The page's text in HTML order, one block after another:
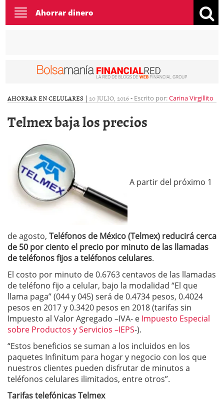
Toggle
navigation
Ahorrar dinero
AHORRAR EN CELULARES | 20 JULIO, 2016- Escrito por:Carina Virgillito
Telmex baja los precios
A partir del próximo 1
de agosto, Teléfonos de México (Telmex) reducirá cerca
de 50 por ciento el precio por minuto de las llamadas
de teléfonos fijos a teléfonos celulares.
El costo por minuto de 0.6763 centavos de las llamadas
de teléfono fijo a celular, bajo la modalidad “El que
llama paga” (044 y 045) será de 0.4734 pesos, 0.4024
pesos en 2017 y 0.3420 pesos en 2018 (tarifas sin
Impuesto al Valor Agregado –IVA- e Impuesto Especial
sobre Productos y Servicios –IEPS-).
“Estos beneficios se suman a los incluidos en los
paquetes Infinitum para hogar y negocio con los que
nuestros clientes pueden disfrutar de minutos a
teléfonos celulares ilimitados, entre otros”.
Tarifas telefónicas Telmex